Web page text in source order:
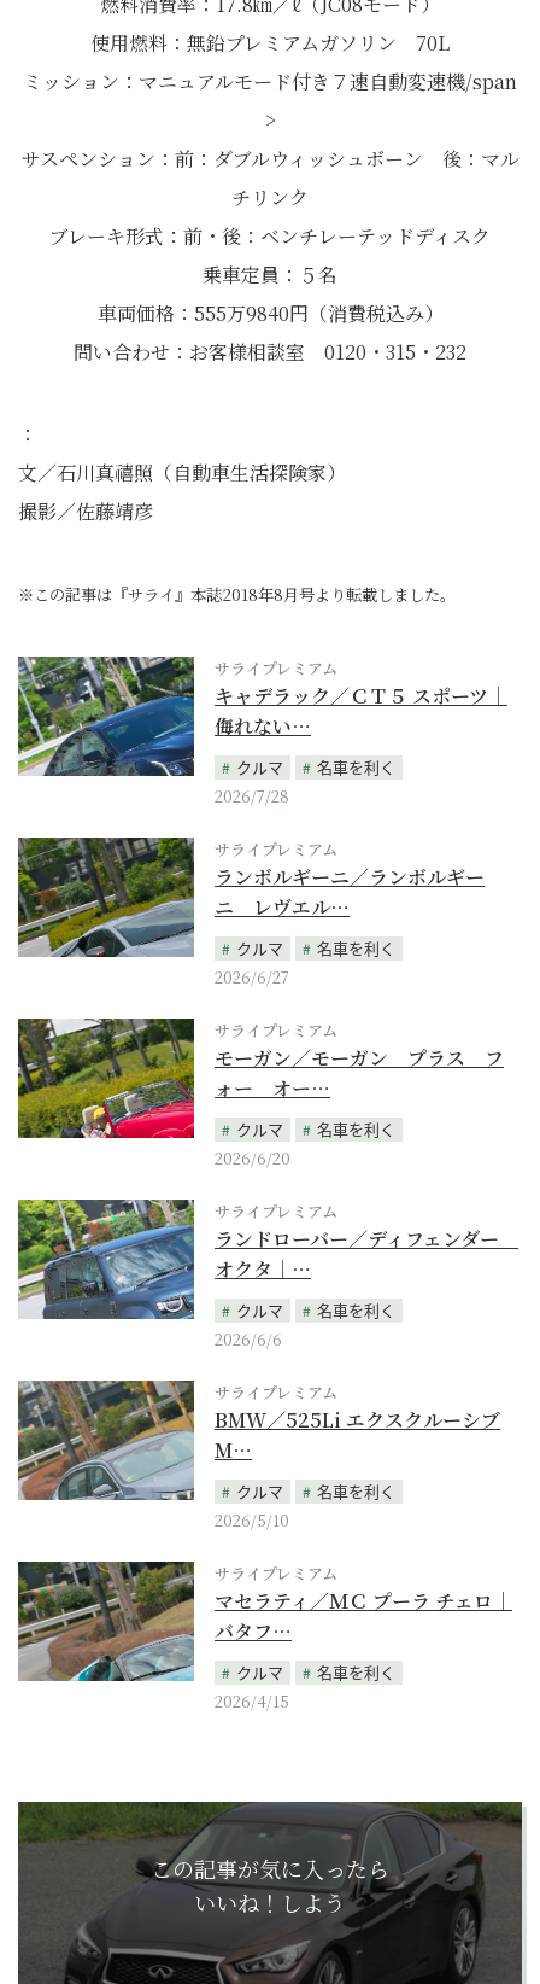
使用燃料：無鉛プレミアムガソリン 70L
ミッション：マニュアルモード付き７速自動変速機/span
>
サスペンション：前：ダブルウィッシュボーン 後：マル
チリンク
ブレーキ形式：前・後：ベンチレーテッドディスク
乗車定員：５名
車両価格：555万9840円（消費税込み）
問い合わせ：お客様相談室 0120・315・232
：
文／石川真禧照（自動車生活探険家）
撮影／佐藤靖彦
※この記事は『サライ』本誌2018年8月号より転載しました。
サライプレミアム
キャデラック／ＣＴ５ スポーツ｜
侮れない…
クルマ
名車を利く
2026/7/28
サライプレミアム
ランボルギーニ／ランボルギー
ニ レヴエル…
クルマ
名車を利く
2026/6/27
サライプレミアム
モーガン／モーガン プラス フ
ォー オー…
クルマ
名車を利く
2026/6/20
サライプレミアム
ランドローバー／ディフェンダー
オクタ｜…
クルマ
名車を利く
2026/6/6
サライプレミアム
BMW／525Li エクスクルーシブ
M…
クルマ
名車を利く
2026/5/10
サライプレミアム
マセラティ／ＭＣ プーラ チェロ｜
バタフ…
クルマ
名車を利く
2026/4/15
この記事が気に入ったら
いいね！しよう